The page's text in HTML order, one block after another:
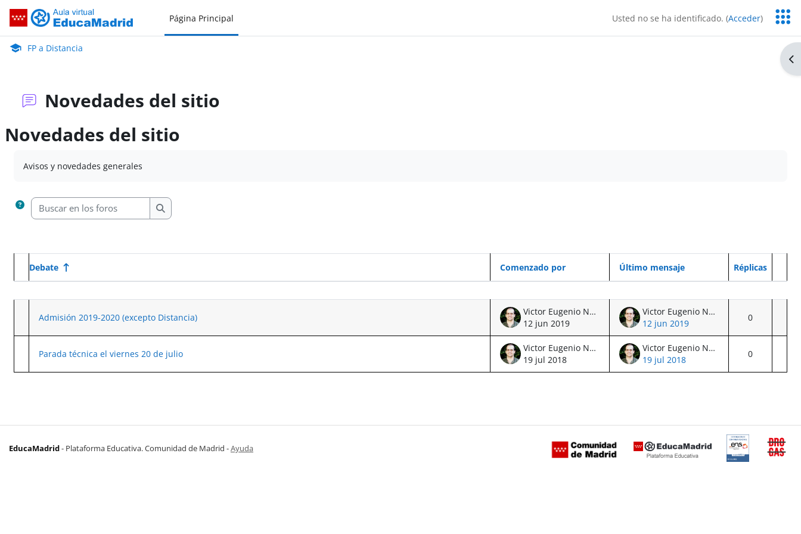
FP a Distancia Página Principal Usted no se ha identificado. (Acceder)
Aula Virtual de EducaMadrid:
FP a Distancia
Novedades del sitio
Novedades del sitio
Avisos y novedades generales
Buscar en los foros
Buscar en los foros
Estado
Debate Comenzado por Último mensaje
Réplicas
Admisión 2019-2020 (excepto Distancia)
Victor Eugenio Nuño Nuño
12 jun 2019
Victor Eugenio Nuño Nuño
12 jun 2019
0
Parada técnica el viernes 20 de julio
Victor Eugenio Nuño Nuño
19 jul 2018
Victor Eugenio Nuño Nuño
19 jul 2018
0
EducaMadrid- Plataforma Educativa. Comunidad de Madrid -Ayuda CertificaciónBuzón